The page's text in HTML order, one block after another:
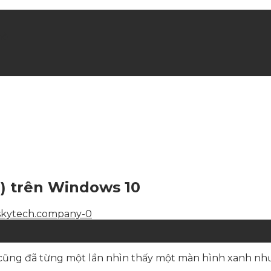
trên Windows 10
đã từng một lần nhìn thấy một màn hình xanh